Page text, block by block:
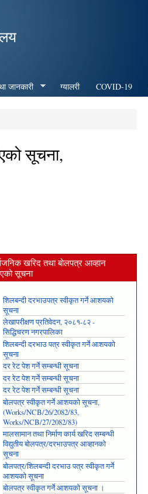
जानकारी ग्यालरी COVID-19
सूचना,
खरिद तथा बोलपत्र आव्हान
सूचना
शिलबन्दी दरभाउपत्र स्वीकृत गर्ने आशयको
सूचना
लेखापरीक्षण प्रतिवेदन, २०८१-८२ -
सिद्धिचरण नगरपालिका
शिलबन्दी दरभाउ पत्र स्वीकृत गर्ने आशयको
सूचना
दर रेट पेश गर्ने सम्बन्धी सूचना
दर रेट पेश गर्ने सम्बन्धी सूचना
दर रेट पेश गर्ने सम्बन्धी सूचना
बोलपत्र स्वीकृत गर्ने आशयको सूचना,
(Works/NCB/26/2082/83,
Works/NCB/27/2082/83)
मालसामान तथा निर्माण कार्य खरिद सम्बन्धी
विद्युतीय बोलपत्र/दरभाउपत्र आव्हानको
सूचना
बोलपत्र/शिलबन्दी दरभाउ पत्र स्वीकृत गर्ने
आशयको सूचना
बोलपत्र स्वीकृत गर्ने आशयको सूचना ।